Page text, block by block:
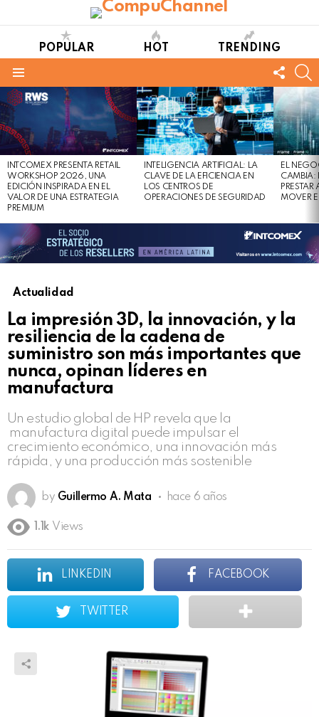
POPULAR HOT TRENDING
US
LATEST
STORIES
INTCOMEX PRESENTA RETAIL
WORKSHOP 2026, UNA
EDICIÓN INSPIRADA EN EL
VALOR DE UNA ESTRATEGIA
PREMIUM
INTELIGENCIA ARTIFICIAL: LA
CLAVE DE LA EFICIENCIA EN
LOS CENTROS DE
OPERACIONES DE SEGURIDAD
EL
CAMBIA:
MOVER
Actualidad
La impresión 3D, la innovación, y la
resiliencia de la cadena de
suministro son más importantes que
nunca, opinan líderes en
manufactura
Un estudio global de HP revela que la
manufactura digital puede impulsar el
crecimiento económico, una innovación más
rápida, y una producción más sostenible
by Guillermo A. Mata hace 6 años
1.1k Views
LINKEDIN FACEBOOK
TWITTER